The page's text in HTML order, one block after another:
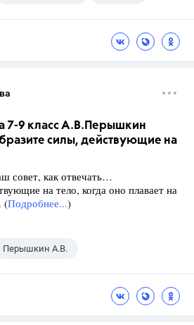
7-9 класс А.В.Перышкин
силы, действующие на
совет, как отвечать…
на тело, когда оно плавает на
(Подробнее...)
Перышкин А.В.